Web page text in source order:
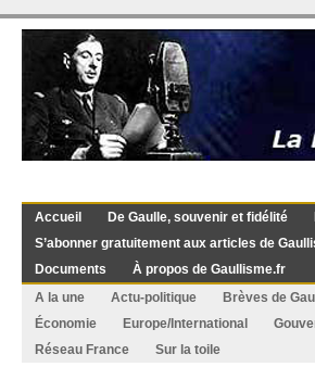
Accueil De Gaulle, souvenir et fidélité
S’abonner gratuitement aux articles de
Documents
À propos de Gaullisme.fr
A la une
Actu-politique Brèves de
Économie
Europe/International
Réseau France
Sur la toile